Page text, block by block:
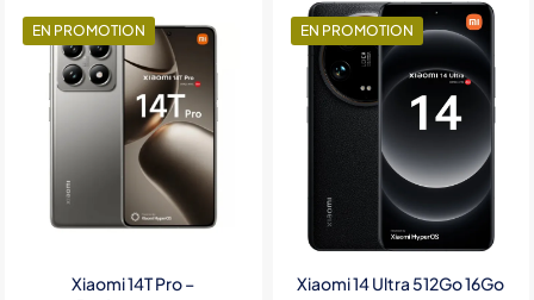
EN PROMOTION
Xiaomi 14T Pro –
EN PROMOTION
Xiaomi 14 Ultra 512Go 16Go